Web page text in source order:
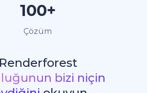
100+
Çözüm
Renderforest
bizi niçin